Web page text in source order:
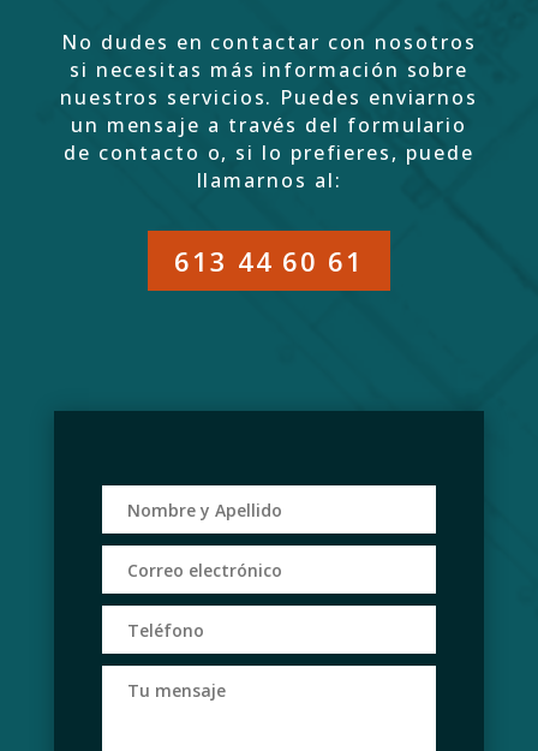
No dudes en contactar con nosotros
si necesitas más información sobre
nuestros servicios. Puedes enviarnos
un mensaje a través del formulario
de contacto o, si lo prefieres, puede
llamarnos al:
613 44 60 61